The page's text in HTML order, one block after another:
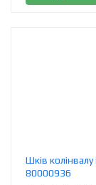
Шків
80000936